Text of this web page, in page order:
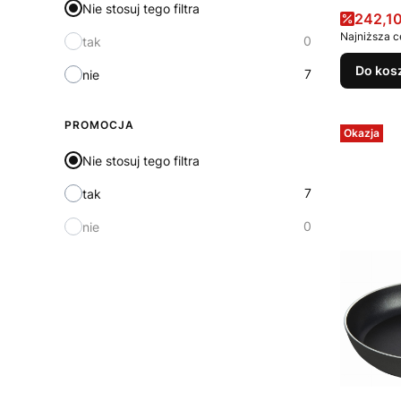
Nie stosuj tego filtra
tak 0
nie 7
PROMOCJA
Nie stosuj tego filtra
tak 7
nie 0
Cena
Najniższa
Do
Okazja